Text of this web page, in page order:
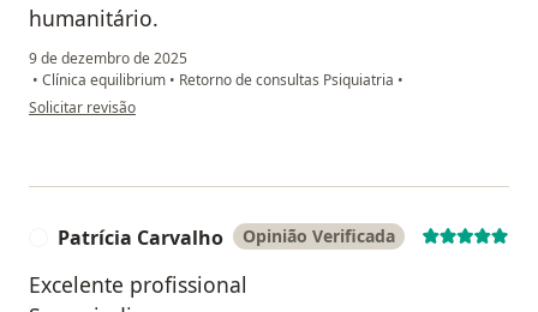
humanitário.
9 de dezembro de 2025
• Clínica equilibrium • Retorno de consultas Psiquiatria •
na opinião do utilizador M.L
Solicitar revisão
Patrícia Carvalho Opinião Verificada
Excelente profissional